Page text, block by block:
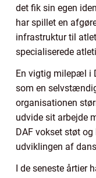
det fik sin egen
har spillet en
infrastruktur til
specialiserede
En vigtig milepæl i
som en
organisationen
udvide sit arbejde
DAF vokset støt
udviklingen af
I de seneste årtier